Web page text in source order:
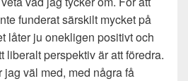
funderat särskilt mycket på
låter ju onekligen positivt och
liberalt perspektiv är att föredra.
väl med, med några få